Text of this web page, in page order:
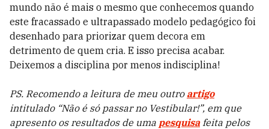
mundo não é mais o mesmo que conhecemos quando
este fracassado e ultrapassado modelo pedagógico foi
desenhado para priorizar quem decora em
detrimento de quem cria. E isso precisa acabar.
Deixemos a disciplina por menos indisciplina!
PS. Recomendo a leitura de meu outro artigo
intitulado “Não é só passar no Vestibular!”, em que
apresento os resultados de uma pesquisafeita pelos